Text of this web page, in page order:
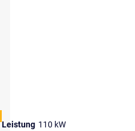
Leistung 110 kW